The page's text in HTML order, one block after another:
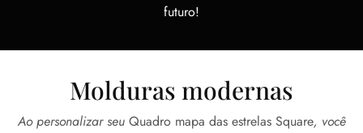
futuro!
Molduras modernas
Ao personalizar seu Quadro mapa das estrelas Square, você